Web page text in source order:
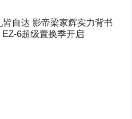
自达 影帝梁家辉实力背书
6超级置换季开启